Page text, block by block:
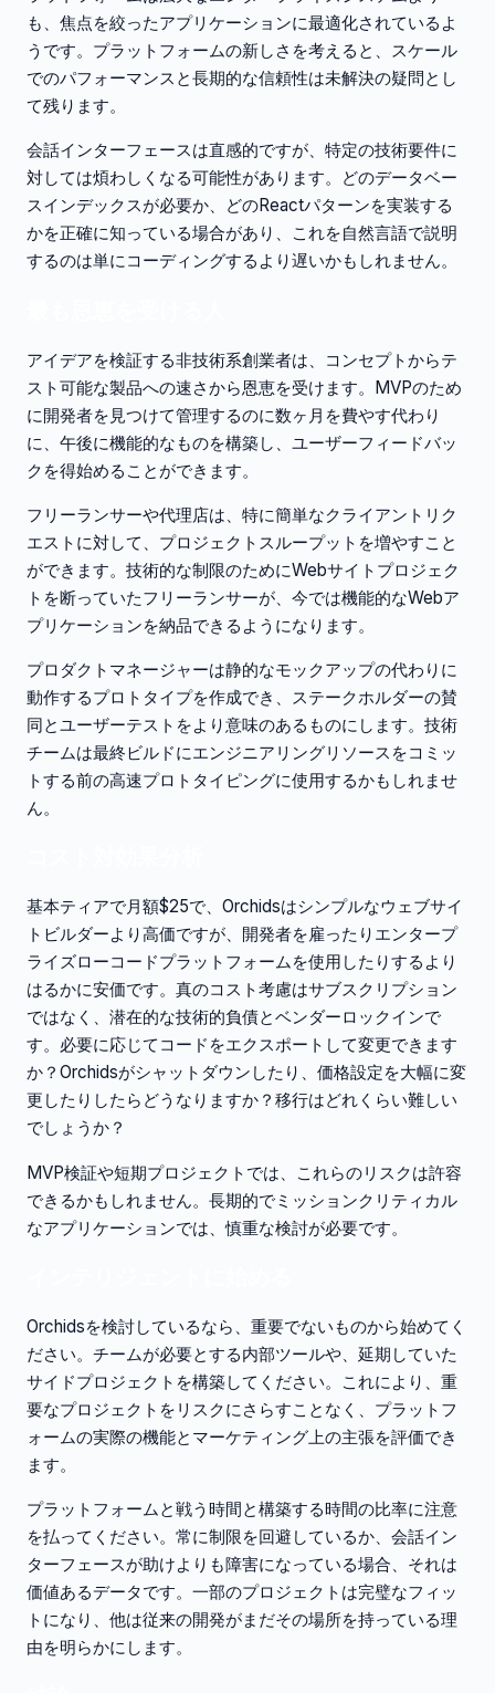
も、焦点を絞ったアプリケーションに最適化されているよ
うです。プラットフォームの新しさを考えると、スケール
でのパフォーマンスと長期的な信頼性は未解決の疑問とし
て残ります。
会話インターフェースは直感的ですが、特定の技術要件に
対しては煩わしくなる可能性があります。どのデータベー
スインデックスが必要か、どのReactパターンを実装する
かを正確に知っている場合があり、これを自然言語で説明
するのは単にコーディングするより遅いかもしれません。
アイデアを検証する非技術系創業者は、コンセプトからテ
スト可能な製品への速さから恩恵を受けます。MVPのため
に開発者を見つけて管理するのに数ヶ月を費やす代わり
に、午後に機能的なものを構築し、ユーザーフィードバッ
クを得始めることができます。
フリーランサーや代理店は、特に簡単なクライアントリク
エストに対して、プロジェクトスループットを増やすこと
ができます。技術的な制限のためにWebサイトプロジェク
トを断っていたフリーランサーが、今では機能的なWebア
プリケーションを納品できるようになります。
プロダクトマネージャーは静的なモックアップの代わりに
動作するプロトタイプを作成でき、ステークホルダーの賛
同とユーザーテストをより意味のあるものにします。技術
チームは最終ビルドにエンジニアリングリソースをコミッ
トする前の高速プロトタイピングに使用するかもしれませ
ん。
基本ティアで月額$25で、Orchidsはシンプルなウェブサイ
トビルダーより高価ですが、開発者を雇ったりエンタープ
ライズローコードプラットフォームを使用したりするより
はるかに安価です。真のコスト考慮はサブスクリプション
ではなく、潜在的な技術的負債とベンダーロックインで
す。必要に応じてコードをエクスポートして変更できます
か？Orchidsがシャットダウンしたり、価格設定を大幅に変
更したりしたらどうなりますか？移行はどれくらい難しい
でしょうか？
MVP検証や短期プロジェクトでは、これらのリスクは許容
できるかもしれません。長期的でミッションクリティカル
なアプリケーションでは、慎重な検討が必要です。
Orchidsを検討しているなら、重要でないものから始めてく
ださい。チームが必要とする内部ツールや、延期していた
サイドプロジェクトを構築してください。これにより、重
要なプロジェクトをリスクにさらすことなく、プラットフ
ォームの実際の機能とマーケティング上の主張を評価でき
ます。
プラットフォームと戦う時間と構築する時間の比率に注意
を払ってください。常に制限を回避しているか、会話イン
ターフェースが助けよりも障害になっている場合、それは
価値あるデータです。一部のプロジェクトは完璧なフィッ
トになり、他は従来の開発がまだその場所を持っている理
由を明らかにします。